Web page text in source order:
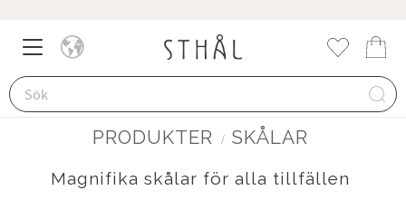
Meny
PRODUKTER SKÅLAR
Magnifika skålar för alla tillfällen